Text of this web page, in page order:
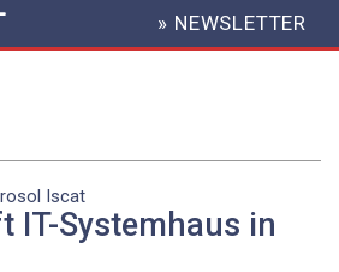
HEADER
MENU
» NEWSLETTER
Iscat
IT-Systemhaus in